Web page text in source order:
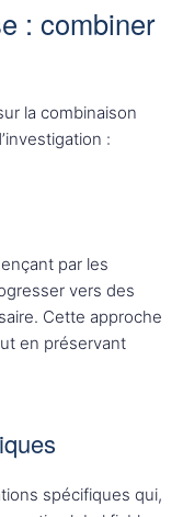
: combiner
la combinaison
:
par les
vers des
Cette approche
en préservant
spécifiques qui,